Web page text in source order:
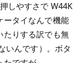
しやすさで W44K
ータイなんで機能
たりする訳でも無
いんです）。ボタ